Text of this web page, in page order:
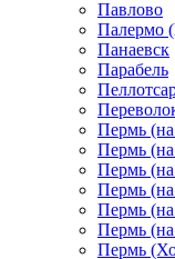
Павлово
Палермо
Панаевск
Парабель
Пермь
Пермь
Пермь
Пермь
Пермь
Пермь
Пермь